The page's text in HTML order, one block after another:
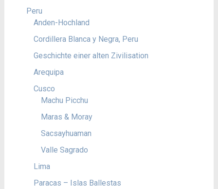
Peru
Anden-Hochland
Cordillera Blanca y Negra, Peru
Geschichte einer alten Zivilisation
Arequipa
Cusco
Machu Picchu
Maras & Moray
Sacsayhuaman
Valle Sagrado
Lima
Paracas – Islas Ballestas